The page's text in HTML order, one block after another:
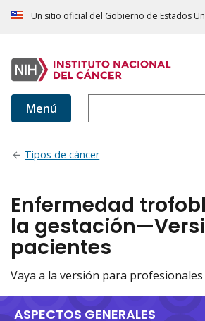
Un sitio oficial del Gobierno de Estados
Menú
Tipos de cáncer
Enfermedad
la
pacientes
Vaya a la versión para profesionales
ASPECTOS GENERALES